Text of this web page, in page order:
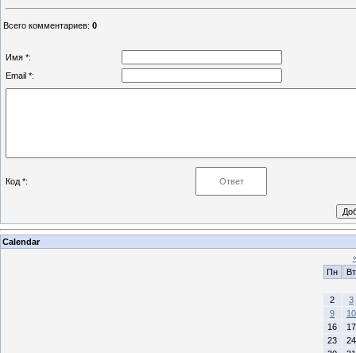
Всего комментариев: 0
Имя *:
Email *:
Код *:
Calendar
Пн
Вт
2
3
9
10
16
17
23
24